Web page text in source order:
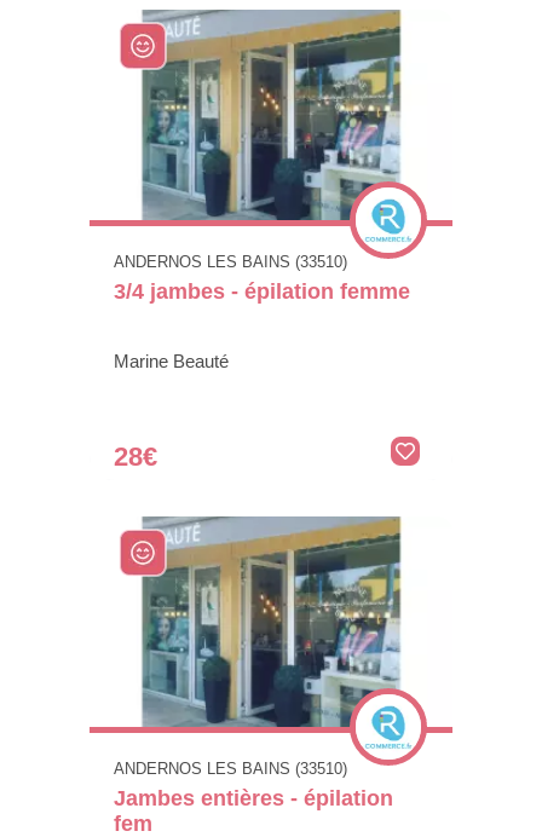
ANDERNOS LES BAINS (33510)
3/4 jambes - épilation femme
Marine Beauté
28€
ANDERNOS LES BAINS (33510)
Jambes entières - épilation
fem